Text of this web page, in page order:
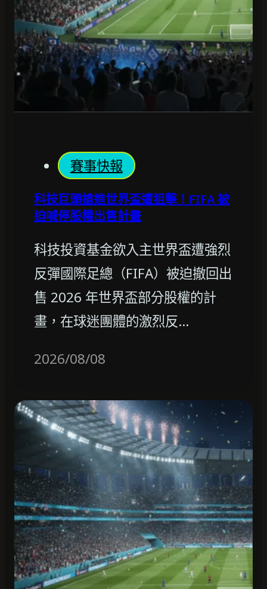
賽事快報
科技巨頭搶進世界盃遭狙擊！FIFA 被
迫喊停股權出售計畫
科技投資基金欲入主世界盃遭強烈
反彈國際足總（FIFA）被迫撤回出
售 2026 年世界盃部分股權的計
畫，在球迷團體的激烈反…
2026/08/08